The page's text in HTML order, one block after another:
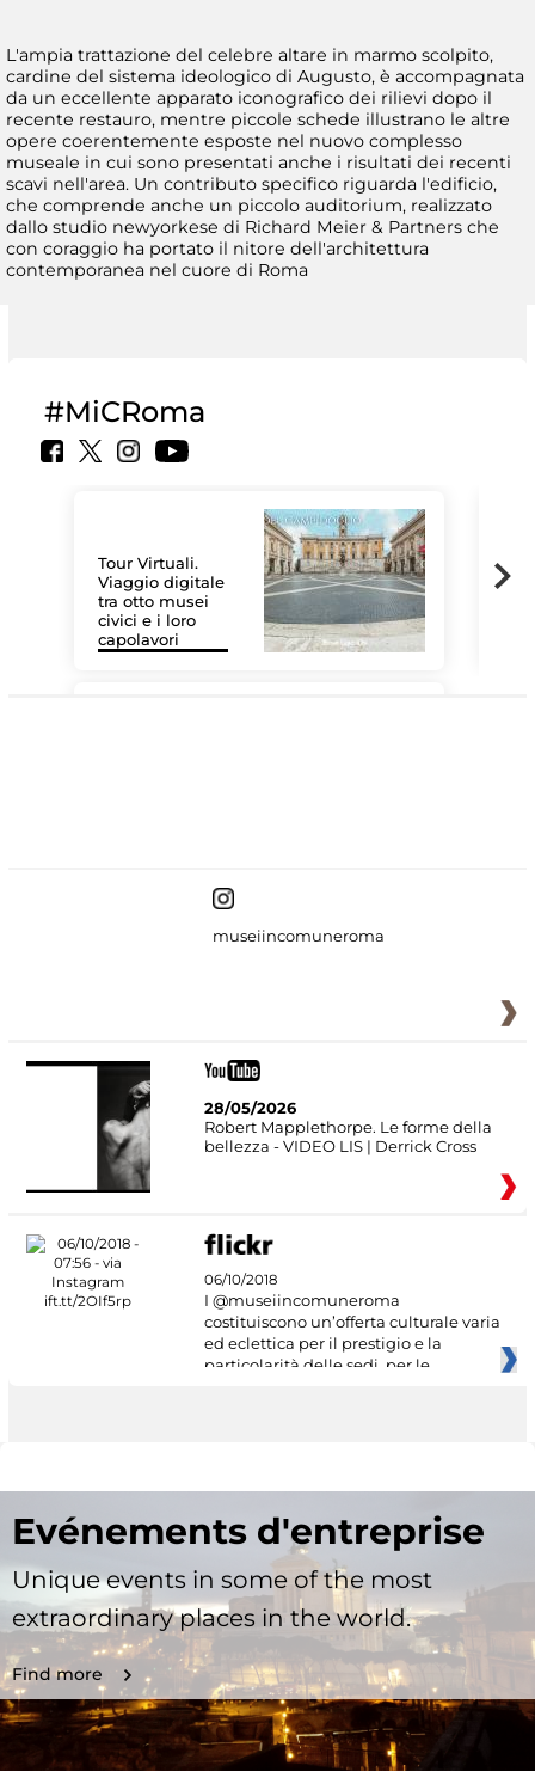
L'ampia trattazione del celebre altare in marmo scolpito,
cardine del sistema ideologico di Augusto, è accompagnata
da un eccellente apparato iconografico dei rilievi dopo il
recente restauro, mentre piccole schede illustrano le altre
opere coerentemente esposte nel nuovo complesso
museale in cui sono presentati anche i risultati dei recenti
scavi nell'area. Un contributo specifico riguarda l'edificio,
che comprende anche un piccolo auditorium, realizzato
dallo studio newyorkese di Richard Meier & Partners che
con coraggio ha portato il nitore dell'architettura
contemporanea nel cuore di Roma
#MiCRoma
Tour Virtuali.
Viaggio digitale
tra otto musei
civici e i loro
capolavori
museiincomuneroma
28/05/2026
Robert Mapplethorpe. Le forme della
bellezza - VIDEO LIS | Derrick Cross
06/10/2018
I @museiincomuneroma
costituiscono un’offerta culturale varia
ed eclettica per il prestigio e la
particolarità delle sedi, per le
Evénements d'entreprise
Unique events in some of the most
extraordinary places in the world.
Find more